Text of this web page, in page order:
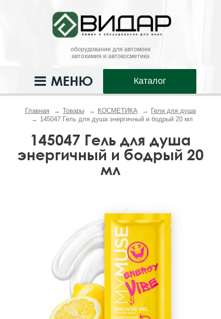
оборудование для автомоек
автохимия и автокосметика
Каталог
МЕНЮ
Главная Товары КОСМЕТИКА
Гели для душа
145047 Гель для душа энергичный и бодрый 20 мл
145047 Гель для душа
энергичный и бодрый 20
мл